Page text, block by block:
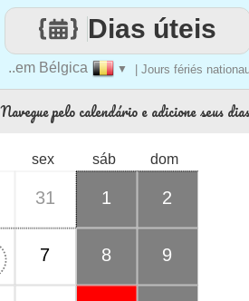
..em Bélgica ▼ | Jours fériés
Dias úteis
Navegue pelo calendário e adicione seus
sex sáb dom
31 1 2
7 8 9